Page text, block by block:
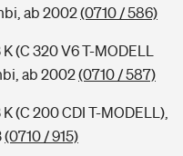
ab 2002(0710 / 586)
(C 320 V6 T-MODELL
ab 2002(0710 / 587)
(C 200 CDI T-MODELL),
(0710 / 915)